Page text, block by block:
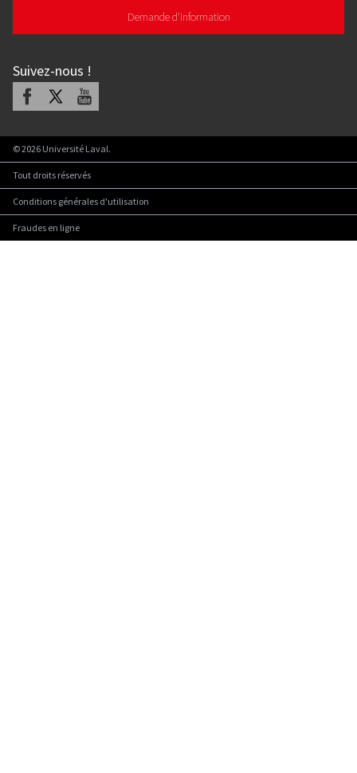
Demande d'information
Suivez-nous !
Facebook Youtube
©2026 Université Laval.
Tout droits réservés
Conditions générales d'utilisation
Fraudes en ligne